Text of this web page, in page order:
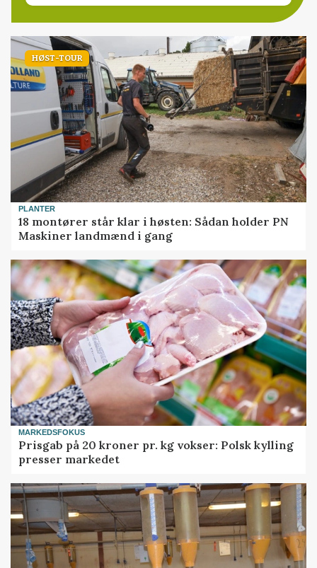
HØST-TOUR
PLANTER
18 montører står klar i høsten: Sådan holder PN
Maskiner landmænd i gang
MARKEDSFOKUS
Prisgab på 20 kroner pr. kg vokser: Polsk kylling
presser markedet